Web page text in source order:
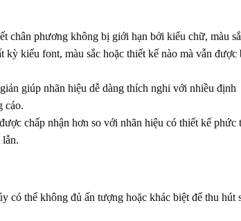
chân phương không bị giới hạn bởi kiểu chữ, màu
kiểu font, màu sắc hoặc thiết kế nào mà vẫn được
giúp nhãn hiệu dễ dàng thích nghi với nhiều định
cáo.
chấp nhận hơn so với nhãn hiệu có thiết kế phức
có thể không đủ ấn tượng hoặc khác biệt để thu hút